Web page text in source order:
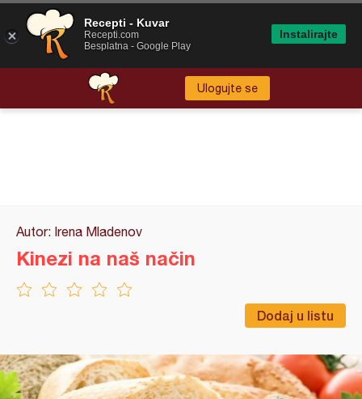
Ulogujte se
Autor: Irena Mladenov
Dodaj u listu
Kinezi na naš način
Recepti - Kuvar
Recepti.com
Besplatna - Google Play
Instalirajte